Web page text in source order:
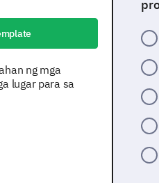
ng mga
lugar para sa